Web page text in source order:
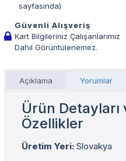
sayfasında)
Güvenli Alışveriş
Kart Bilgileriniz Çalışanlarımız
Dahil Görüntülenemez.
Açıklama Yorumlar
Ürün Detayları
Özellikler
Üretim Yeri: Slovakya